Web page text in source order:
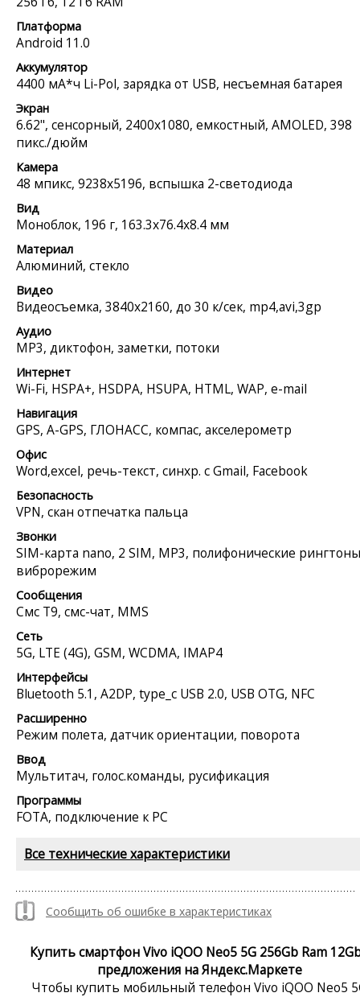
Платформа
Android 11.0
Аккумулятор
4400 мА*ч Li-Pol, зарядка от USB, несъемная батарея
Экран
6.62", сенсорный, 2400x1080, емкостный, AMOLED, 398
пикс./дюйм
Камера
48 мпикс, 9238x5196, вспышка 2-светодиода
Вид
Моноблок, 196 г, 163.3x76.4x8.4 мм
Материал
Алюминий, стекло
Видео
Видеосъемка, 3840x2160, до 30 к/сек, mp4,avi,3gp
Аудио
MP3, диктофон, заметки, потоки
Интернет
Wi-Fi, HSPA+, HSDPA, HSUPA, HTML, WAP, e-mail
Навигация
GPS, A-GPS, ГЛОНАСС, компас, акселерометр
Офис
Word,excel, речь-текст, синхр. с Gmail, Facebook
Безопасность
VPN, скан отпечатка пальца
Звонки
SIM-карта nano, 2 SIM, MP3, полифонические
виброрежим
Сообщения
Смс Т9, смс-чат, MMS
Сеть
5G, LTE (4G), GSM, WCDMA, IMAP4
Интерфейсы
Bluetooth 5.1, A2DP, type_c USB 2.0, USB OTG, NFC
Расширенно
Режим полета, датчик ориентации, поворота
Ввод
Мультитач, голос.команды, русификация
Программы
FOTA, подключение к PC
Все технические характеристики
Сообщить об ошибке в характеристиках
Купить смартфон Vivo iQOO Neo5 5G 256Gb Ram
предложения на Яндекс.Маркете
Чтобы купить мобильный телефон Vivo iQOO Neo5